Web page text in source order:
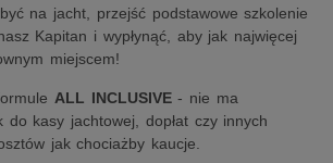
na jacht, przejść podstawowe szkolenie
Kapitan i wypłynąć, aby jak najwięcej
miejscem!
ALL INCLUSIVE- nie ma
do kasy jachtowej, dopłat czy innych
jak chociażby kaucje.